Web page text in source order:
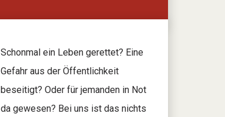
Schonmal ein Leben gerettet? Eine
Gefahr aus der Öffentlichkeit
beseitigt? Oder für jemanden in Not
da gewesen? Bei uns ist das nichts